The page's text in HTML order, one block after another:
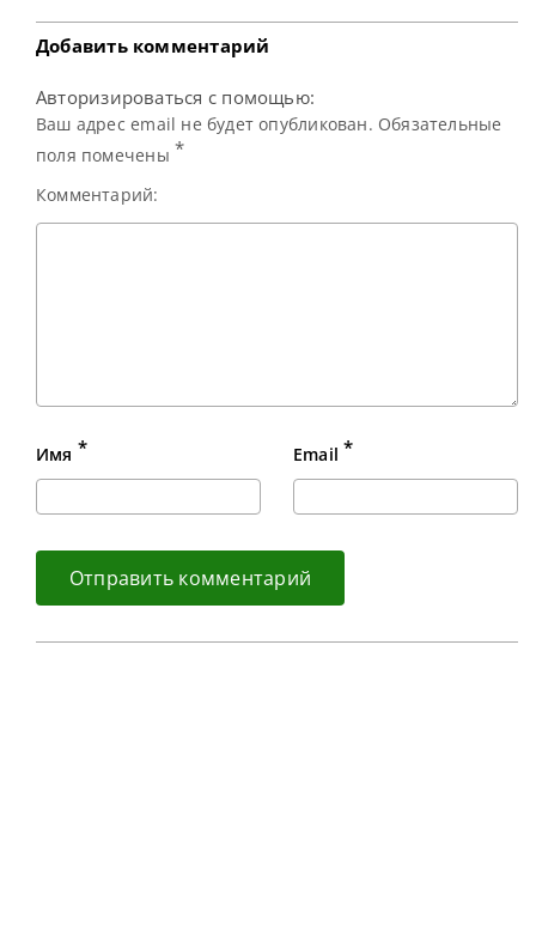
Masters. В финале
он встретился с
действующим
Кайреном Уилсоном
и одержал
уверенную
Добавить комментарий
Авторизироваться с помощью:
Ваш адрес email не будет опубликован. Обязательные
поля помечены *
Комментарий:
Имя * Email *